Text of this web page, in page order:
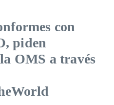
con
piden
OMS a través